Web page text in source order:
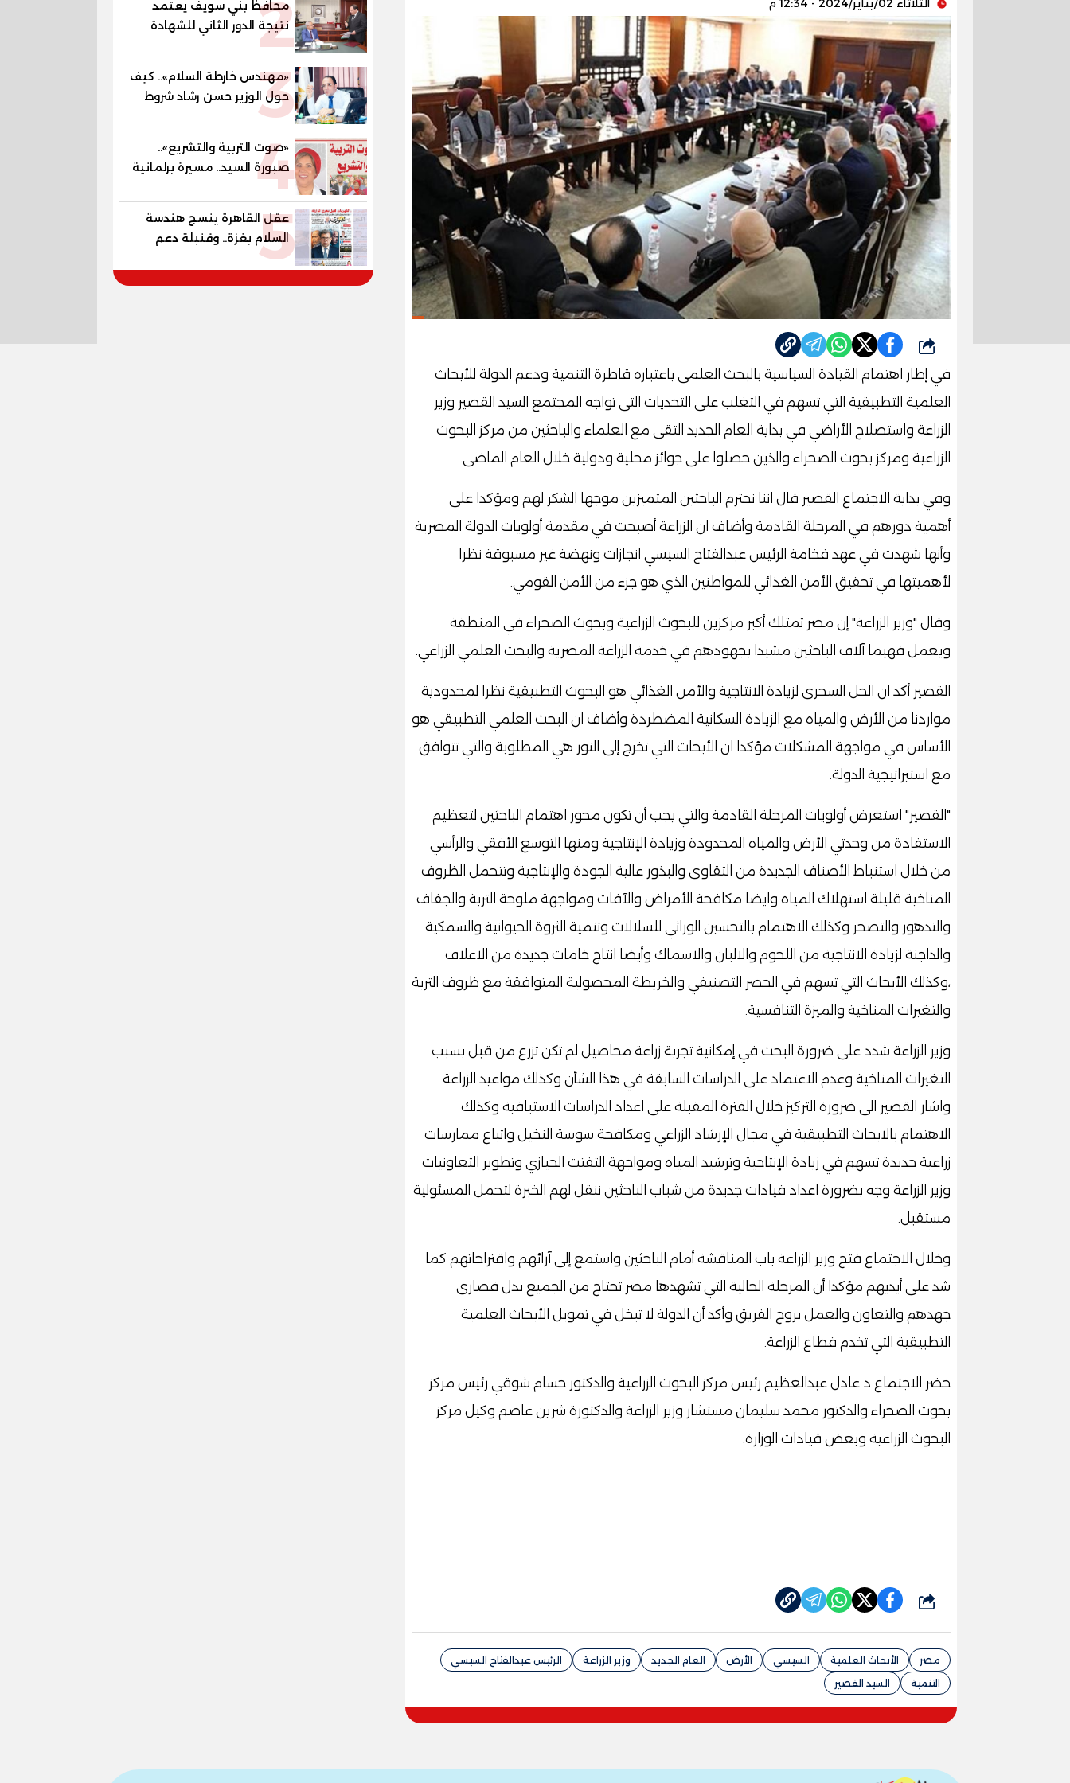
الثلاثاء 02/يناير/2024 - 12:34 م
شارك
في إطار اهتمام القيادة السياسية بالبحث العلمى باعتباره قاطرة التنمية ودعم الدولة للأبحاث
العلمية التطبيقية التي تسهم في التغلب على التحديات التى تواجه المجتمع السيد القصير وزير
الزراعة واستصلاح الأراضي في بداية العام الجديد التقى مع العلماء والباحثين من مركز البحوث
الزراعية ومركز بحوث الصحراء والذين حصلوا على جوائز محلية ودولية خلال العام الماضى.
وفي بداية الاجتماع القصير قال اننا نحترم الباحثين المتميزين موجها الشكر لهم ومؤكدا على
أهمية دورهم في المرحلة القادمة وأضاف ان الزراعة أصبحت في مقدمة أولويات الدولة المصرية
وأنها شهدت في عهد فخامة الرئيس عبدالفتاح السيسي انجازات ونهضة غير مسبوقة نظرا
لأهميتها في تحقيق الأمن الغذائي للمواطنين الذي هو جزء من الأمن القومي.
وقال "وزير الزراعة" إن مصر تمتلك أكبر مركزين للبحوث الزراعية وبحوث الصحراء في المنطقة
ويعمل فهيما آلاف الباحثين مشيدا بجهودهم في خدمة الزراعة المصرية والبحث العلمي الزراعي.
القصير أكد ان الحل السحرى لزيادة الانتاجية والأمن الغذائي هو البحوث التطبيقية نظرا لمحدودية
مواردنا من الأرض والمياه مع الزيادة السكانية المضطردة وأضاف ان البحث العلمي التطبيقي هو
الأساس في مواجهة المشكلات مؤكدا ان الأبحاث التي تخرج إلى النور هي المطلوبة والتي تتوافق
مع استيراتيجية الدولة.
"القصير" استعرض أولويات المرحلة القادمة والتي يجب أن تكون محور اهتمام الباحثين لتعظيم
الاستفادة من وحدتي الأرض والمياه المحدودة وزيادة الإنتاجية ومنها التوسع الأفقي والرأسي
من خلال استنباط الأصناف الجديدة من التقاوى والبذور عالية الجودة والإنتاجية وتتحمل الظروف
المناخية قليلة استهلاك المياه وايضا مكافحة الأمراض والآفات ومواجهة ملوحة التربة والجفاف
والتدهور والتصحر وكذلك الاهتمام بالتحسين الوراثي للسلالات وتنمية الثروة الحيوانية والسمكية
والداجنة لزيادة الانتاجية من اللحوم والالبان والاسماك وأيضا انتاج خامات جديدة من الاعلاف
،وكذلك الأبحاث التي تسهم في الحصر التصنيفي والخريطة المحصولية المتوافقة مع ظروف التربة
والتغيرات المناخية والميزة التنافسية.
وزير الزراعة شدد على ضرورة البحث في إمكانية تجربة زراعة محاصيل لم تكن تزرع من قبل بسبب
التغيرات المناخية وعدم الاعتماد على الدراسات السابقة في هذا الشأن وكذلك مواعيد الزراعة
واشار القصير الى ضرورة التركيز خلال الفترة المقبلة على اعداد الدراسات الاستباقية وكذلك
الاهتمام بالابحاث التطبيقية في مجال الإرشاد الزراعي ومكافحة سوسة النخيل واتباع ممارسات
زراعية جديدة تسهم في زيادة الإنتاجية وترشيد المياه ومواجهة التفتت الحيازي وتطوير التعاونيات
وزير الزراعة وجه بضرورة اعداد قيادات جديدة من شباب الباحثين ننقل لهم الخبرة لتحمل المسئولية
مستقبل.
وخلال الاجتماع فتح وزير الزراعة باب المناقشة أمام الباحثين واستمع إلى آرائهم واقتراحاتهم كما
شد على أيديهم مؤكدا أن المرحلة الحالية التي تشهدها مصر تحتاج من الجميع بذل قصارى
جهدهم والتعاون والعمل بروح الفريق وأكد أن الدولة لا تبخل في تمويل الأبحاث العلمية
التطبيقية التي تخدم قطاع الزراعة.
حضر الاجتماع د عادل عبدالعظيم رئيس مركز البحوث الزراعية والدكتور حسام شوقي رئيس مركز
بحوث الصحراء والدكتور محمد سليمان مستشار وزير الزراعة والدكتورة شرين عاصم وكيل مركز
البحوث الزراعية وبعض قيادات الوزارة.
شارك
مصر الأبحاث العلمية السيسي الأرض العام الجديد وزير الزراعة
الرئيس عبدالفتاح السيسي
التنمية
السيد القصير
المستقبل
2
محافظ بني سويف يعتمد
نتيجة الدور الثاني للشهادة
الإعدادية العامة بنسبة
79.9% نظامي ...و69.55%
منازل.. و70.56% للمهنية ..
و100% للصُم وضعاف السمع3
«مهندس خارطة السلام».. كيف
حول الوزير حسن رشاد شروط
الحرب المعقدة إلى "خارطة
طريق" للانسحاب والإعمار؟
4
«صوت التربية والتشريع»..
صبورة السيد.. مسيرة برلمانية
وتربوية تجمع بين تشريع
القوانين وصناعة الأجيال لبناء
الإنسان المصري
5
عقل القاهرة ينسج هندسة
السلام بغزة.. وقنبلة دعم
الكهرباء تفجر الموازنة